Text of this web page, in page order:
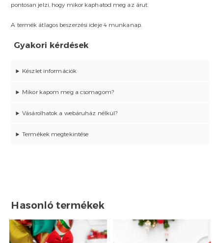
pontosan jelzi, hogy mikor kaphatod meg az árut.
A termék átlagos beszerzési ideje 4 munkanap.
Gyakori kérdések
Készlet információk
Mikor kapom meg a csomagom?
Vásárolhatok a webáruház nélkül?
Termékek megtekintése
Hasonló termékek